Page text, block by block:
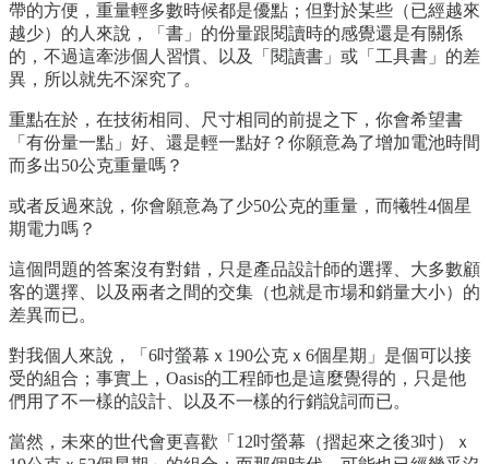
帶的方便，重量輕多數時候都是優點；但對於某些（已經越來
越少）的人來說，「書」的份量跟閱讀時的感覺還是有關係
的，不過這牽涉個人習慣、以及「閱讀書」或「工具書」的差
異，所以就先不深究了。
重點在於，在技術相同、尺寸相同的前提之下，你會希望書
「有份量一點」好、還是輕一點好？你願意為了增加電池時間
而多出50公克重量嗎？
或者反過來說，你會願意為了少50公克的重量，而犧牲4個星
期電力嗎？
這個問題的答案沒有對錯，只是產品設計師的選擇、大多數顧
客的選擇、以及兩者之間的交集（也就是市場和銷量大小）的
差異而已。
對我個人來說，「6吋螢幕ｘ190公克ｘ6個星期」是個可以接
受的組合；事實上，Oasis的工程師也是這麼覺得的，只是他
們用了不一樣的設計、以及不一樣的行銷說詞而已。
當然，未來的世代會更喜歡「12吋螢幕（摺起來之後3吋）ｘ